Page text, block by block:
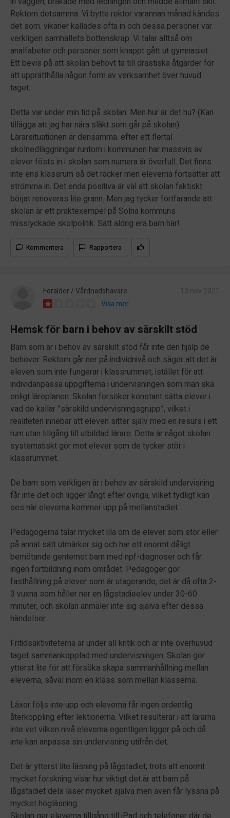
Rektorn detsamma. Vi bytte rektor varannan månad kändes
det som. vikarier kallades ofta in och dessa personer var
verkligen samhällets bottenskrap. Vi talar alltså om
analfabeter och personer som knappt gått ut gymnasiet.
Ett bevis på att skolan behövt ta till drastiska åtgärder för
att upprätthålla någon form av verksamhet över huvud
taget.
Detta var under min tid på skolan. Men hur är det nu? (Kan
tillägga att jag har nära släkt som går på skolan).
Lärarsituationen är densamma. efter ett flertal
skolnedläggningar runtom i kommunen har massvis av
elever fösts in i skolan som numera är överfull. Det finns
inte ens klassrum så det räcker men eleverna fortsätter att
strömma in. Det enda positiva är väl att skolan faktiskt
börjat renoveras lite grann. Men jag tycker fortfarande att
skolan är ett praktexempel på Solna kommuns
misslyckade skolpolitik. Sätt aldrig era barn här!
Kommentera Rapportera
Förälder / Vårdnadshavare
Visa mer
Hemsk för barn i behov av särskilt stöd
Barn som är i behov av särskilt stöd får inte den hjälp de
behöver. Rektorn går ner på individnivå och säger att det är
eleven som inte fungerar i klassrummet, istället för att
individanpassa uppgifterna i undervisningen som man ska
enligt läroplanen. Skolan försöker konstant sätta elever i
vad de kallar ”särskild undervisningsgrupp”, vilket i
realiteten innebär att eleven sitter själv med en resurs i ett
rum utan tillgång till utbildad lärare. Detta är något skolan
systematiskt gör mot elever som de tycker stör i
klassrummet.
De barn som verkligen är i behov av särskild undervisning
får inte det och ligger långt efter övriga, vilket tydligt kan
ses när eleverna kommer upp på mellanstadiet.
Pedagogerna talar mycket illa om de elever som stör eller
på annat sätt utmärker sig och har ett enormt dåligt
bemötande gentemot barn med npf-diagnoser och får
ingen fortbildning inom området. Pedagoger gör
fasthållning på elever som är utagerande, det är då ofta 2-
3 vuxna som håller ner en lågstadieelev under 30-60
minuter, och skolan anmäler inte sig själva efter dessa
händelser.
Fritidsaktiviteterna är under all kritik och är inte överhuvud
taget sammankopplad med undervisningen. Skolan gör
ytterst lite för att försöka skapa sammanhållning mellan
eleverna, såväl inom en klass som mellan klasserna.
Läxor följs inte upp och eleverna får ingen ordentlig
återkoppling efter lektionerna. Vilket resulterar i att lärarna
inte vet vilken nivå eleverna egentligen ligger på och då
inte kan anpassa sin undervisning utifrån det.
Det är ytterst lite läsning på lågstadiet, trots att enormt
mycket forskning visar hur viktigt det är att barn på
lågstadiet dels läser mycket själva men även får lyssna på
mycket högläsning.